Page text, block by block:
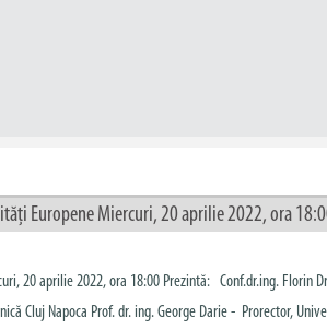
Europene Miercuri, 20 aprilie 2022, ora
20 aprilie 2022, ora 18:00 Prezintă: Conf.dr.ing. Florin
Cluj Napoca Prof. dr. ing. George Darie - Prorector,